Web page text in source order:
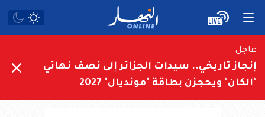
عاجل
إنجاز تاريخي.. سيدات الجزائر إلى نصف نهائي
"الكان" ويحجزن بطاقة "مونديال" 2027